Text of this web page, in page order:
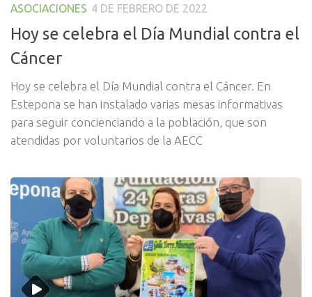
ASOCIACIONES 4 DE FEBRERO DE 2022
Hoy se celebra el Día Mundial contra el
Cáncer
Hoy se celebra el Día Mundial contra el Cáncer. En
Estepona se han instalado varias mesas informativas
para seguir concienciando a la población, que son
atendidas por voluntarios de la AECC